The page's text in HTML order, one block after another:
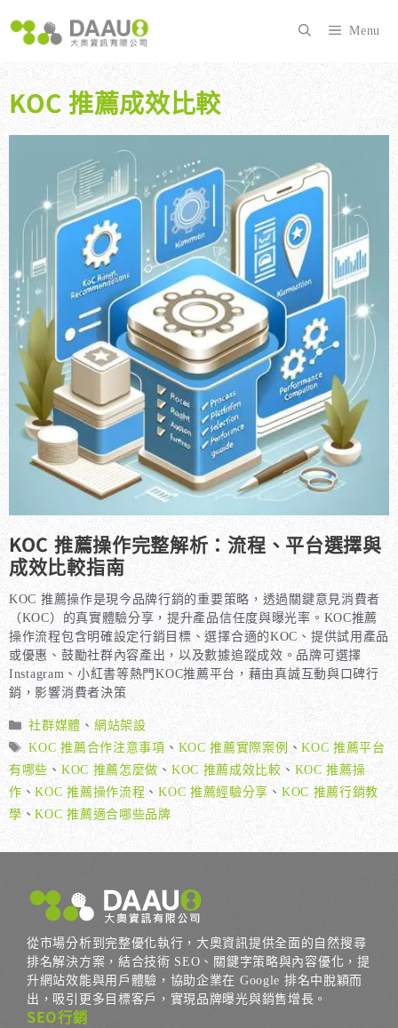
至
內
Menu
KOC 推薦成效比較
KOC 推薦操作完整解析：流程、平台選擇與
成效比較指南
KOC 推薦操作是現今品牌行銷的重要策略，透過關鍵意見消費者
（KOC）的真實體驗分享，提升產品信任度與曝光率。KOC推薦
操作流程包含明確設定行銷目標、選擇合適的KOC、提供試用產品
或優惠、鼓勵社群內容產出，以及數據追蹤成效。品牌可選擇
Instagram、小紅書等熱門KOC推薦平台，藉由真誠互動與口碑行
銷，影響消費者決策
分
類
社群媒體 、 網站架設
標
籤
KOC 推薦合作注意事項 、KOC 推薦實際案例 、KOC 推薦平台
有哪些 、 KOC 推薦怎麼做 、 KOC 推薦成效比較 、 KOC 推薦操
作 、KOC 推薦操作流程 、KOC 推薦經驗分享 、KOC 推薦行銷教
學 、KOC 推薦適合哪些品牌
從市場分析到完整優化執行，大奧資訊提供全面的自然搜尋
排名解決方案，結合技術 SEO、關鍵字策略與內容優化，提
升網站效能與用戶體驗，協助企業在 Google 排名中脫穎而
出，吸引更多目標客戶，實現品牌曝光與銷售增長。
SEO行銷